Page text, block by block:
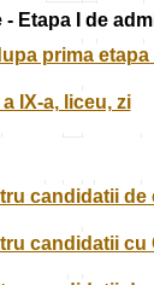
- Etapa I de
prima
IX-a, liceu, zi
candidatii de
candidatii cu